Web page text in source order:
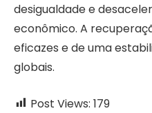
desigualdade e
econômico. A
eficazes e de uma
globais.
Post Views: 179